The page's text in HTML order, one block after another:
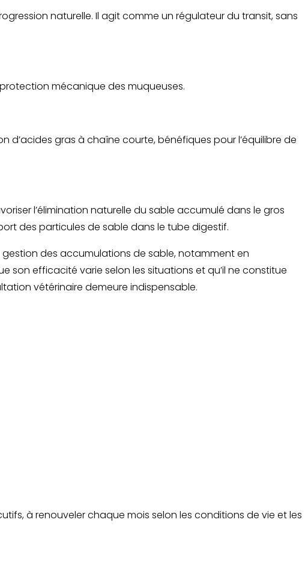
naturelle. Il agit comme un régulateur du transit, sans
mécanique des muqueuses.
gras à chaîne courte, bénéfiques pour l’équilibre de
l’élimination naturelle du sable accumulé dans le gros
des particules de sable dans le tube digestif.
des accumulations de sable, notamment en
son efficacité varie selon les situations et qu’il ne constitue
vétérinaire demeure indispensable.
à renouveler chaque mois selon les conditions de vie et les